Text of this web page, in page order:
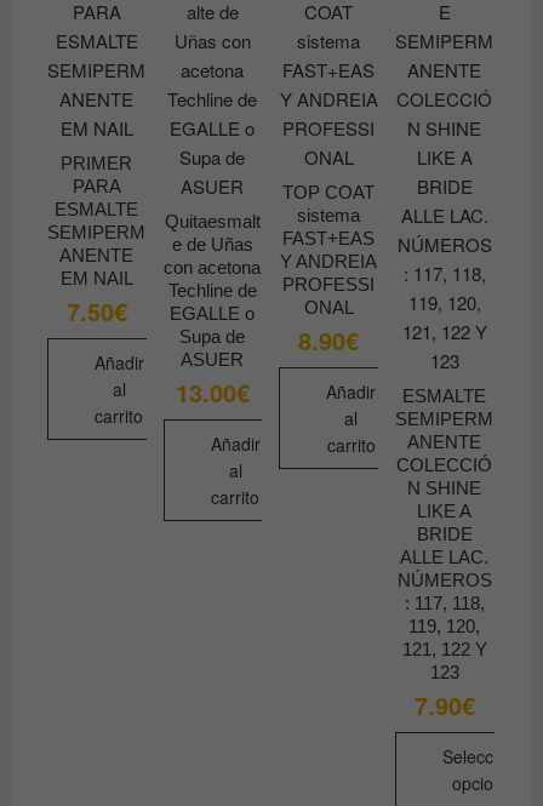
se
pueden
elegir
en
la
página
de
producto
variantes.
Las
opciones
se
pueden
elegir
en
la
página
de
producto
PRIMER
PARA
ESMALTE
SEMIPERM
ANENTE
EM NAIL
7.50€
Añadir
al
carrito
Quitaesmalt
e de Uñas
con acetona
Techline de
EGALLE o
Supa de
ASUER
13.00€
Añadir
al
carrito
TOP COAT
sistema
FAST+EAS
Y ANDREIA
PROFESSI
ONAL
8.90€
Añadir
al
carrito
ESMALTE
SEMIPERM
ANENTE
COLECCIÓ
N SHINE
LIKE A
BRIDE
ALLE LAC.
NÚMEROS
: 117, 118,
119, 120,
121, 122 Y
123
7.90€
Seleccionar
opciones